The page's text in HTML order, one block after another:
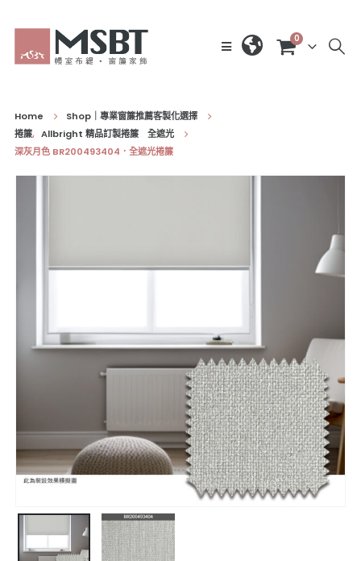
0
Home
Shop｜專業窗簾推薦客製化選擇
捲簾, Allbright 精品訂製捲簾 全遮光
深灰月色 BR200493404．全遮光捲簾